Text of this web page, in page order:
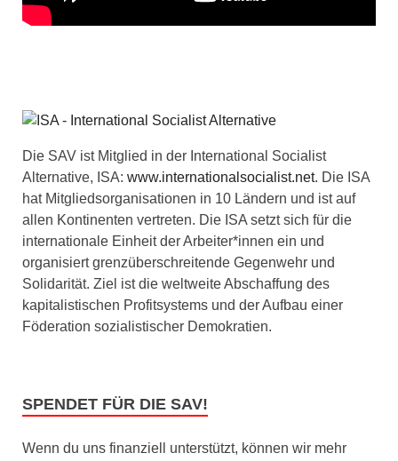
Die SAV ist Mitglied in der International Socialist
Alternative, ISA: www.internationalsocialist.net. Die ISA
hat Mitgliedsorganisationen in 10 Ländern und ist auf
allen Kontinenten vertreten. Die ISA setzt sich für die
internationale Einheit der Arbeiter*innen ein und
organisiert grenzüberschreitende Gegenwehr und
Solidarität. Ziel ist die weltweite Abschaffung des
kapitalistischen Profitsystems und der Aufbau einer
Föderation sozialistischer Demokratien.
SPENDET FÜR DIE SAV!
Wenn du uns finanziell unterstützt, können wir mehr